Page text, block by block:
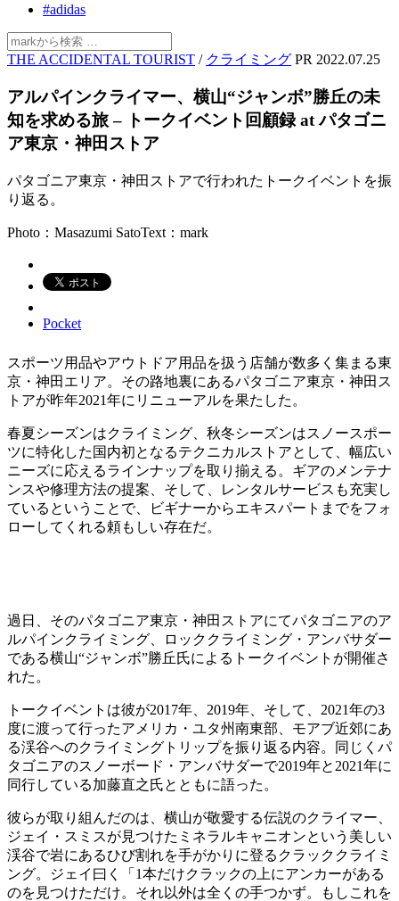
#adidas
THE ACCIDENTAL TOURIST / クライミング PR 2022.07.25
アルパインクライマー、横山“ジャンボ”勝丘の未
知を求める旅 – トークイベント回顧録 at パタゴニ
ア東京・神田ストア
パタゴニア東京・神田ストアで行われたトークイベントを振
り返る。
Photo：Masazumi SatoText：mark
Pocket
スポーツ用品やアウトドア用品を扱う店舗が数多く集まる東
京・神田エリア。その路地裏にあるパタゴニア東京・神田ス
トアが昨年2021年にリニューアルを果たした。
春夏シーズンはクライミング、秋冬シーズンはスノースポー
ツに特化した国内初となるテクニカルストアとして、幅広い
ニーズに応えるラインナップを取り揃える。ギアのメンテナ
ンスや修理方法の提案、そして、レンタルサービスも充実し
ているということで、ビギナーからエキスパートまでをフォ
ローしてくれる頼もしい存在だ。
過日、そのパタゴニア東京・神田ストアにてパタゴニアのア
ルパインクライミング、ロッククライミング・アンバサダー
である横山“ジャンボ”勝丘氏によるトークイベントが開催さ
れた。
トークイベントは彼が2017年、2019年、そして、2021年の3
度に渡って行ったアメリカ・ユタ州南東部、モアブ近郊にあ
る渓谷へのクライミングトリップを振り返る内容。同じくパ
タゴニアのスノーボード・アンバサダーで2019年と2021年に
同行している加藤直之氏とともに語った。
彼らが取り組んだのは、横山が敬愛する伝説のクライマー、
ジェイ・スミスが見つけたミネラルキャニオンという美しい
渓谷で岩にあるひび割れを手がかりに登るクラッククライミ
ング。ジェイ曰く「1本だけクラックの上にアンカーがある
のを見つけただけ。それ以外は全くの手つかず。もしこれを